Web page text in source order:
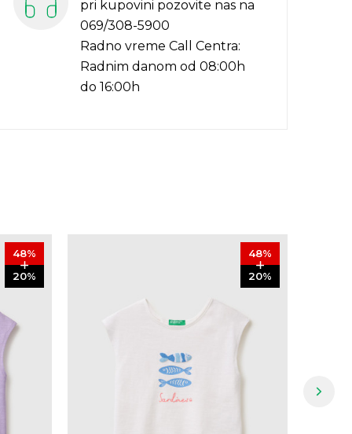
pri kupovini pozovite nas na
069/308-5900
Radno vreme Call Centra:
Radnim danom od 08:00h
do 16:00h
48%
20%
48%
20%